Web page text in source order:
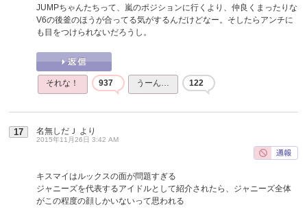
JUMPちゃんたちって、嵐のポジションに行くより、仲良くまったりな
V6の後釜のほうが合ってる気がするんだけどなー。そしたらアンチに
も目をつけられないだろうし。
それな！ 937 うーん… 122
17 名無しだＪ より
2015年11月26日 3:42 AM
キスマイはルックスの面が問題すぎる
ジャニーズを代表するアイドルとして紹介されたら、ジャニーズ全体
がこの程度の顔しかいないって思われる